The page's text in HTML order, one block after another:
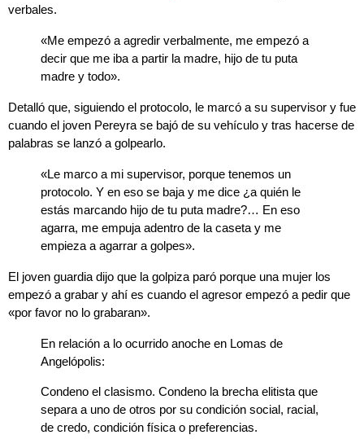
verbales.
«Me empezó a agredir verbalmente, me empezó a
decir que me iba a partir la madre, hijo de tu puta
madre y todo».
Detalló que, siguiendo el protocolo, le marcó a su supervisor y fue
cuando el joven Pereyra se bajó de su vehículo y tras hacerse de
palabras se lanzó a golpearlo.
«Le marco a mi supervisor, porque tenemos un
protocolo. Y en eso se baja y me dice ¿a quién le
estás marcando hijo de tu puta madre?… En eso
agarra, me empuja adentro de la caseta y me
empieza a agarrar a golpes».
El joven guardia dijo que la golpiza paró porque una mujer los
empezó a grabar y ahí es cuando el agresor empezó a pedir que
«por favor no lo grabaran».
En relación a lo ocurrido anoche en Lomas de
Angelópolis:
Condeno el clasismo. Condeno la brecha elitista que
separa a uno de otros por su condición social, racial,
de credo, condición física o preferencias.